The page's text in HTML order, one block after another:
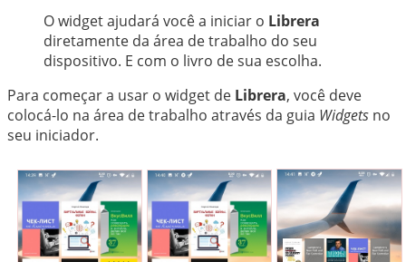
العربية
中文
O widget ajudará você a iniciar o Librera
diretamente da área de trabalho do seu
dispositivo. E com o livro de sua escolha.
Para começar a usar o widget de Librera, você deve
colocá-lo na área de trabalho através da guia Widgets no
seu iniciador.